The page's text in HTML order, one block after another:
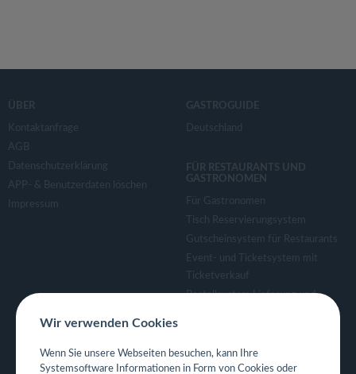
ÜBER
Kontaktanfrage
AGB
Datenschutzerklärung
APP- & Benutzerdaten löschen
Impressum
GASTROGUIDE
Deutschland
FÜR RESTAURANTS UND
GASTRONOMEN
Für Gastronomen
Tisch Reservierungsystem
Gutscheinsystem für Restaurants
Event- und Ticketsystem mit
Ticketverkauf
Bestellsystem Lieferung und
Eigene App für Restaurant
Wir verwenden Cookies
Wenn Sie unsere Webseiten besuchen, kann Ihre
Systemsoftware Informationen in Form von Cookies oder